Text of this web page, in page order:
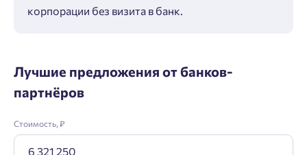
корпорации без визита в банк.
Лучшие предложения от банков-
партнёров
Стоимость, ₽